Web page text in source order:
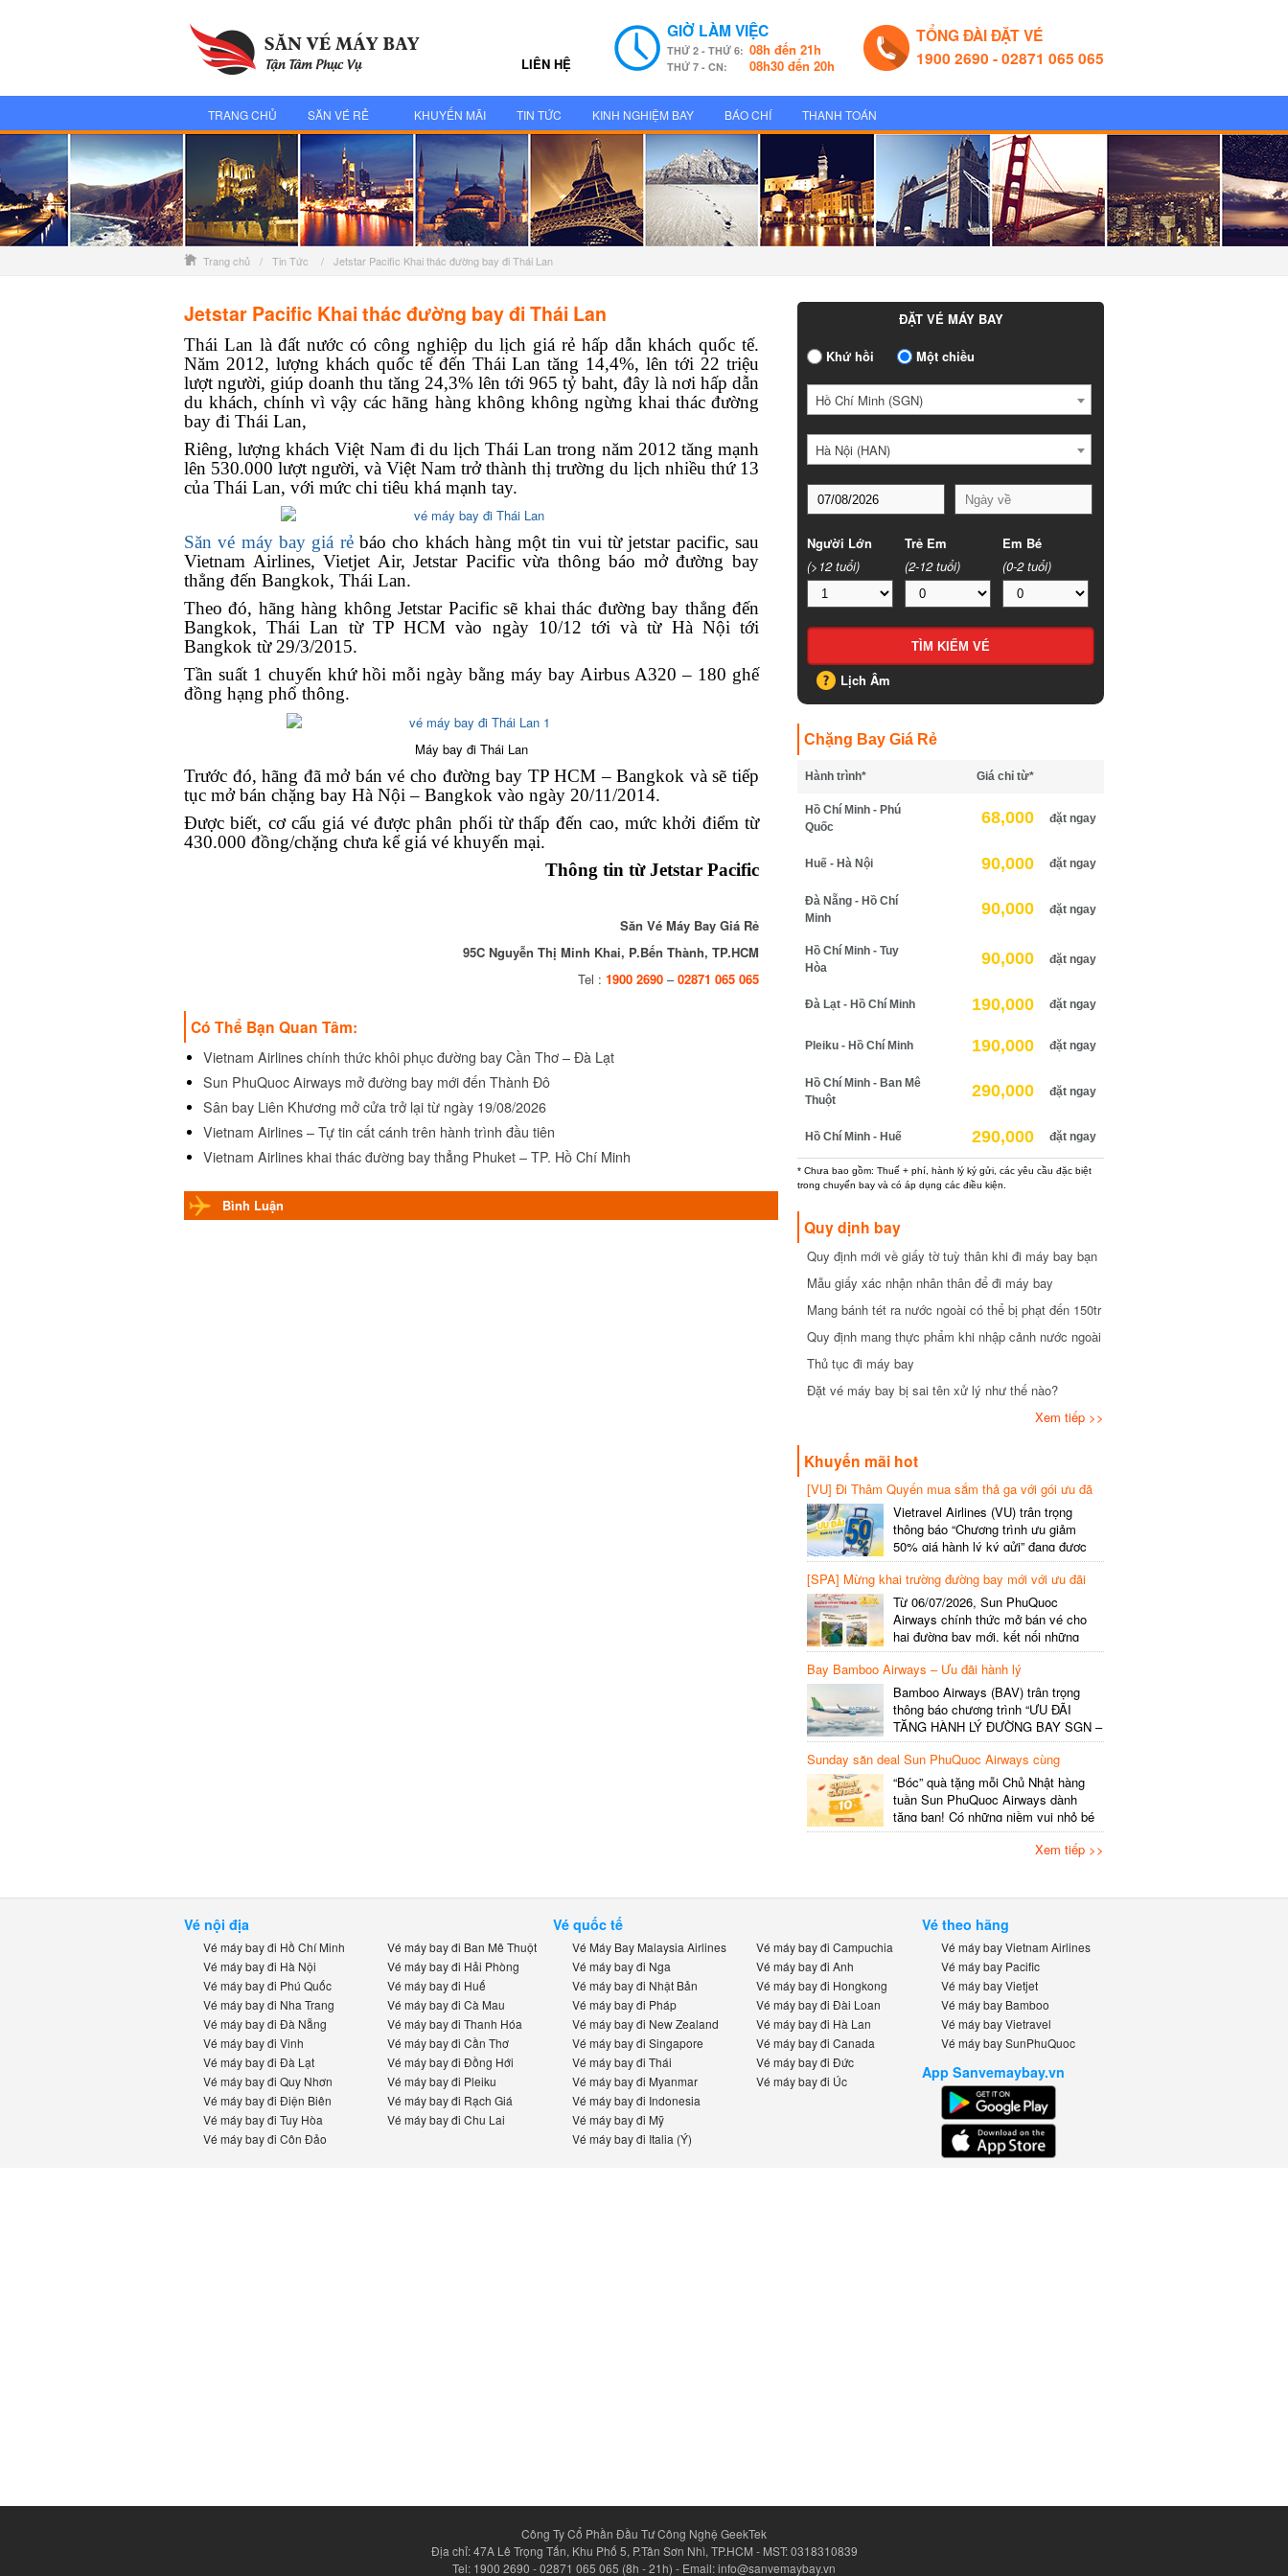
LIÊN HỆ
GIỜ LÀM VIỆC
THỨ 2 - THỨ 6:08h đến 21h
THỨ 7 - CN: 08h30 đến 20h
TỔNG ĐÀI ĐẶT VÉ
1900 2690 - 02871 065 065
TRANG CHỦ SĂN VÉ RẺ KHUYẾN MÃI TIN TỨC KINH NGHIỆM BAY BÁO CHÍ THANH TOÁN
Trang chủ / Tin Tức / Jetstar Pacific Khai thác đường bay đi Thái Lan
Jetstar Pacific Khai thác đường bay đi Thái Lan
Thái Lan là đất nước có công nghiệp du lịch giá rẻ hấp dẫn khách quốc tế.
Năm 2012, lượng khách quốc tế đến Thái Lan tăng 14,4%, lên tới 22 triệu
lượt người, giúp doanh thu tăng 24,3% lên tới 965 tỷ baht, đây là nơi hấp dẫn
du khách, chính vì vậy các hãng hàng không không ngừng khai thác đường
bay đi Thái Lan,
Riêng, lượng khách Việt Nam đi du lịch Thái Lan trong năm 2012 tăng mạnh
lên 530.000 lượt người, và Việt Nam trở thành thị trường du lịch nhiều thứ 13
của Thái Lan, với mức chi tiêu khá mạnh tay.
Săn vé máy bay giá rẻbáo cho khách hàng một tin vui từ jetstar pacific, sau
Vietnam Airlines, Vietjet Air, Jetstar Pacific vừa thông báo mở đường bay
thẳng đến Bangkok, Thái Lan.
Theo đó, hãng hàng không Jetstar Pacific sẽ khai thác đường bay thẳng đến
Bangkok, Thái Lan từ TP HCM vào ngày 10/12 tới và từ Hà Nội tới
Bangkok từ 29/3/2015.
Tần suất 1 chuyến khứ hồi mỗi ngày bằng máy bay Airbus A320 – 180 ghế
đồng hạng phổ thông.
Máy bay đi Thái Lan
Trước đó, hãng đã mở bán vé cho đường bay TP HCM – Bangkok và sẽ tiếp
tục mở bán chặng bay Hà Nội – Bangkok vào ngày 20/11/2014.
Được biết, cơ cấu giá vé được phân phối từ thấp đến cao, mức khởi điểm từ
430.000 đồng/chặng chưa kể giá vé khuyến mại.
Thông tin từ Jetstar Pacific
Săn Vé Máy Bay Giá Rẻ
95C Nguyễn Thị Minh Khai, P.Bến Thành, TP.HCM
Tel : 1900 2690–02871 065 065
Có Thể Bạn Quan Tâm:
Vietnam Airlines chính thức khôi phục đường bay Cần Thơ – Đà Lạt
Sun PhuQuoc Airways mở đường bay mới đến Thành Đô
Sân bay Liên Khương mở cửa trở lại từ ngày 19/08/2026
Vietnam Airlines – Tự tin cất cánh trên hành trình đầu tiên
Vietnam Airlines khai thác đường bay thẳng Phuket – TP. Hồ Chí Minh
Bình Luận
ĐẶT VÉ MÁY BAY
Khứ hồi Một chiều
Hồ Chí Minh (SGN)
Hà Nội (HAN)
Người Lớn
(>12 tuổi)
Trẻ Em
(2-12 tuổi)
Em Bé
(0-2 tuổi)
Lịch Âm
Chặng Bay Giá Rẻ
Hành trình* Giá chỉ từ*
Hồ Chí Minh - Phú
Quốc
68,000 đặt ngay
Huế - Hà Nội 90,000 đặt ngay
Đà Nẵng - Hồ Chí
Minh
90,000 đặt ngay
Hồ Chí Minh - Tuy
Hòa
90,000 đặt ngay
Đà Lạt - Hồ Chí Minh 190,000 đặt ngay
Pleiku - Hồ Chí Minh 190,000 đặt ngay
Hồ Chí Minh - Ban Mê
Thuột
290,000 đặt ngay
Hồ Chí Minh - Huế 290,000 đặt ngay
* Chưa bao gồm: Thuế + phí, hành lý ký gửi, các yêu cầu đặc biệt
trong chuyến bay và có áp dụng các điều kiện.
Quy dịnh bay
Quy định mới về giấy tờ tuỳ thân khi đi máy bay bạn
cần biết
Mẫu giấy xác nhận nhân thân để đi máy bay
Mang bánh tét ra nước ngoài có thể bị phạt đến 150tr
Quy định mang thực phẩm khi nhập cảnh nước ngoài
Thủ tục đi máy bay
Đặt vé máy bay bị sai tên xử lý như thế nào?
Xem tiếp >>
Khuyến mãi hot
[VU] Đi Thâm Quyến mua sắm thả ga với gói ưu đã
giảm 50% phí gói cướcVietravel Airlines (VU) trân trọng
thông báo “Chương trình ưu giảm
50% giá hành lý ký gửi” đang được
triển khai cho đường bay quốc tế mới
kết nối từ TP. Hồ Chí Minh
(SGN) đi Thâm Quyến – Trung Quốc
(SZX), chi tiết như sau: LỊCH BAY
CHI TIẾT Đường bay SHCB Giờ khởi
hành Giờ đến Tần suất…
[SPA] Mừng khai trường đường bay mới với ưu đãi
20%
Từ 06/07/2026, Sun PhuQuoc
Airways chính thức mở bán vé cho
hai đường bay mới, kết nối những
điểm đến giàu trải nghiệm, giúp hành
khách khám phá vẻ đẹp thiên nhiên
và văn hóa của miền Trung Việt Nam.
Thông tin đường bay mới Đường bay
SHCB Giờ bay Tần suất Thời gian
khai…
Bay Bamboo Airways – Ưu đãi hành lý
Bamboo Airways (BAV) trân trọng
thông báo chương trình “ƯU ĐÃI
TẶNG HÀNH LÝ ĐƯỜNG BAY SGN –
HAN v.v”, thông tin cụ thể như sau
Nội dung Ưu đãi miễn phí gói 20kg
hành lý ký gửi đối với mỗi
khách/chặng. Đối với vé lẻ – Áp
dụng: Vé xuất/đổi từ 09/6 –
30/6/2026….
Sunday săn deal Sun PhuQuoc Airways cùng
Sanvemaybay.vn“Bóc” quà tặng mỗi Chủ Nhật hàng
tuần Sun PhuQuoc Airways dành
tặng bạn! Có những niềm vui nhỏ bé
nhưng đầy háo hức: sáng Chủ Nhật,
bên ly cà phê, bạn lên kế hoạch cho
vui cho “khách iu” mê đi Hàn,…
Xem tiếp >>
Vé nội địa
Vé máy bay đi Hồ Chí Minh
Vé máy bay đi Hà Nội
Vé máy bay đi Phú Quốc
Vé máy bay đi Nha Trang
Vé máy bay đi Đà Nẵng
Vé máy bay đi Vinh
Vé máy bay đi Đà Lạt
Vé máy bay đi Quy Nhơn
Vé máy bay đi Điện Biên
Vé máy bay đi Tuy Hòa
Vé máy bay đi Côn Đảo
Vé máy bay đi Ban Mê Thuột
Vé máy bay đi Hải Phòng
Vé máy bay đi Huế
Vé máy bay đi Cà Mau
Vé máy bay đi Thanh Hóa
Vé máy bay đi Cần Thơ
Vé máy bay đi Đồng Hới
Vé máy bay đi Pleiku
Vé máy bay đi Rạch Giá
Vé máy bay đi Chu Lai
Vé quốc tế
Vé Máy Bay Malaysia Airlines
Vé máy bay đi Nga
Vé máy bay đi Nhật Bản
Vé máy bay đi Pháp
Vé máy bay đi New Zealand
Vé máy bay đi Singapore
Vé máy bay đi Thái
Vé máy bay đi Myanmar
Vé máy bay đi Indonesia
Vé máy bay đi Mỹ
Vé máy bay đi Italia (Ý)
Vé máy bay đi Campuchia
Vé máy bay đi Anh
Vé máy bay đi Hongkong
Vé máy bay đi Đài Loan
Vé máy bay đi Hà Lan
Vé máy bay đi Canada
Vé máy bay đi Đức
Vé máy bay đi Úc
Vé theo hãng
Vé máy bay Vietnam Airlines
Vé máy bay Pacific
Vé máy bay Vietjet
Vé máy bay Bamboo
Vé máy bay Vietravel
Vé máy bay SunPhuQuoc
App Sanvemaybay.vn
Công Ty Cổ Phần Đầu Tư Công Nghệ GeekTek
Địa chỉ: 47A Lê Trọng Tấn, Khu Phố 5, P.Tân Sơn Nhì, TP.HCM - MST: 0318310839
Tel: 1900 2690 - 02871 065 065 (8h - 21h) - Email: info@sanvemaybay.vn